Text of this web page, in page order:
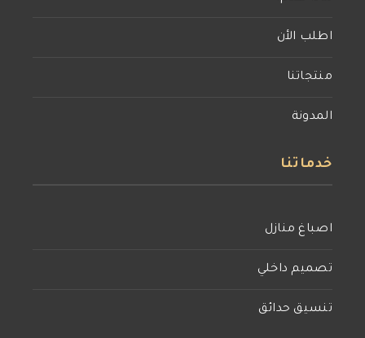
اطلب الأن
منتجاتنا
المدونة
خدماتنا
اصباغ منازل
تصميم داخلي
تنسيق حدائق